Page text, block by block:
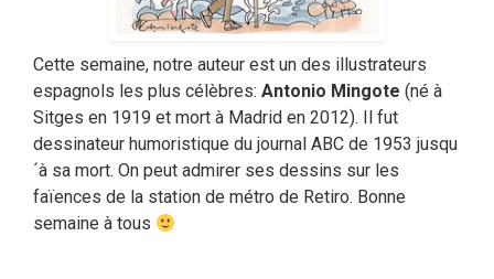
Cette semaine, notre auteur est un des illustrateurs
espagnols les plus célèbres: Antonio Mingote (né à
Sitges en 1919 et mort à Madrid en 2012). Il fut
dessinateur humoristique du journal ABC de 1953 jusqu
´à sa mort. On peut admirer ses dessins sur les
faïences de la station de métro de Retiro. Bonne
semaine à tous